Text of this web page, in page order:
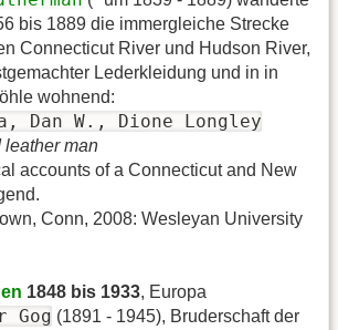
bis 1889 die immergleiche Strecke
Connecticut River und Hudson River,
Lederkleidung und in in
wohnend:
Dan W., Dione Longley
leather man
accounts of a Connecticut and New
Conn, 2008: Wesleyan University
1848 bis 1933, Europa
Gog (1891 - 1945), Bruderschaft der